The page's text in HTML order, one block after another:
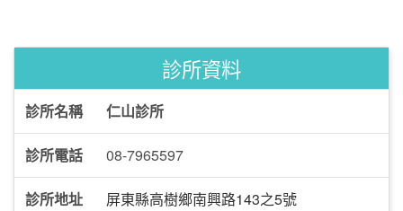
診所資料
診所名稱 仁山診所
診所電話 08-7965597
診所地址 屏東縣高樹鄉南興路143之5號